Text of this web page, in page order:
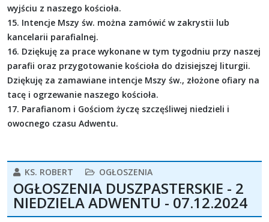
wyjściu z naszego kościoła.
15. Intencje Mszy św. można zamówić w zakrystii lub
kancelarii parafialnej.
16. Dziękuję za prace wykonane w tym tygodniu przy naszej
parafii oraz przygotowanie kościoła do dzisiejszej liturgii.
Dziękuję za zamawiane intencje Mszy św., złożone ofiary na
tacę i ogrzewanie naszego kościoła.
17. Parafianom i Gościom życzę szczęśliwej niedzieli i
owocnego czasu Adwentu.
KS. ROBERT OGŁOSZENIA
OGŁOSZENIA DUSZPASTERSKIE - 2
NIEDZIELA ADWENTU - 07.12.2024